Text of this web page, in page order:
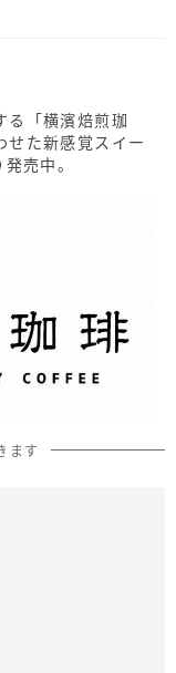
る「横濱焙煎珈
せた新感覚スイー
売中。
ます